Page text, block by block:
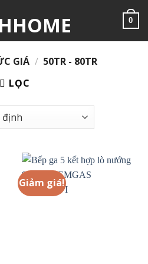
0
GIÁ / 50TR - 80TR
LỌC
Giảm giá!